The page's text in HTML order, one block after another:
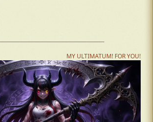
MY ULTIMATUM! FOR YOU!